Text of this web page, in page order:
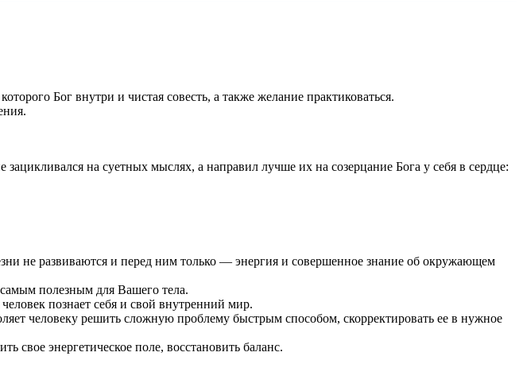
Бог внутри и чистая совесть, а также желание практиковаться.
на суетных мыслях, а направил лучше их на созерцание Бога у себя в сердце:
не развиваются и перед ним только — энергия и совершенное знание об окружающем
полезным для Вашего тела.
познает себя и свой внутренний мир.
человеку решить сложную проблему быстрым способом, скорректировать ее в нужное
энергетическое поле, восстановить баланс.